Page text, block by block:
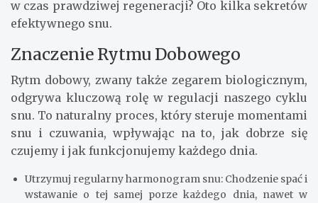
w czas prawdziwej regeneracji? Oto kilka sekretów
efektywnego snu.
Znaczenie Rytmu Dobowego
Rytm dobowy, zwany także zegarem biologicznym,
odgrywa kluczową rolę w regulacji naszego cyklu
snu. To naturalny proces, który steruje momentami
snu i czuwania, wpływając na to, jak dobrze się
czujemy i jak funkcjonujemy każdego dnia.
Utrzymuj regularny harmonogram snu: Chodzenie spać i
wstawanie o tej samej porze każdego dnia, nawet w